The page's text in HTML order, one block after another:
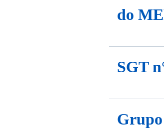
do
SGT